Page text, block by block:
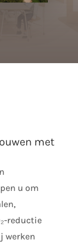
met
u om
reductie
werken